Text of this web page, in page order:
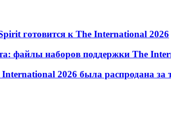
готовится к The International 2026
файлы наборов поддержки The
2026 была распродана